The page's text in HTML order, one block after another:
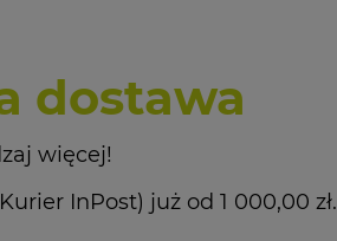
dostawa
więcej!
InPost) już od 1 000,00 zł.